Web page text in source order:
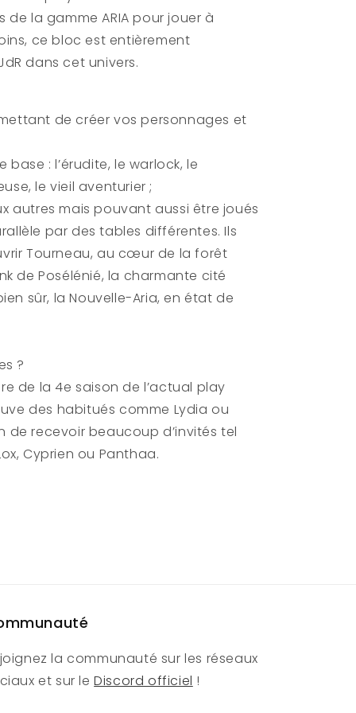
de la gamme ARIA pour jouer à
ce bloc est entièrement
dans cet univers.
de créer vos personnages et
: l’érudite, le warlock, le
le vieil aventurier ;
autres mais pouvant aussi être joués
par des tables différentes. Ils
Tourneau, au cœur de la forêt
de Posélénié, la charmante cité
sûr, la Nouvelle-Aria, en état de
?
de la 4e saison de l’actual play
des habitués comme Lydia ou
de recevoir beaucoup d’invités tel
Cyprien ou Panthaa.
la communauté sur les réseaux
et sur leDiscord officiel !